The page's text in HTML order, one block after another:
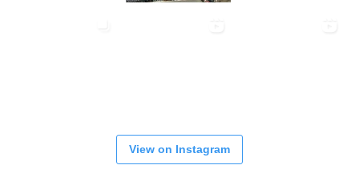
View on Instagram